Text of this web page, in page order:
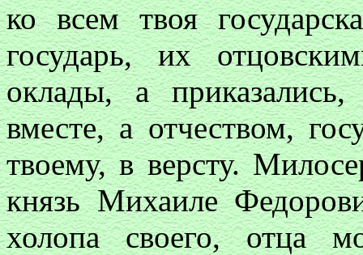
ко всем твоя
государь, их
оклады, а
вместе, а отчеством,
твоему, в версту.
князь Михаиле
холопа своего, отца